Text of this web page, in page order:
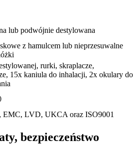
lub podwójnie destylowana
z hamulcem lub nieprzesuwalne
rurki, skraplacze,
15x kaniula do inhalacji, 2x okulary do
EMC, LVD, UKCA oraz ISO9001
bezpieczeństwo